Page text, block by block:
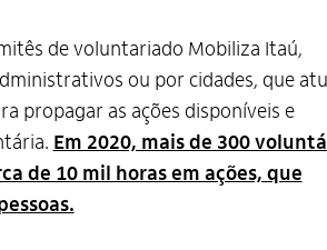
de voluntariado Mobiliza Itaú,
ou por cidades, que
propagar as ações disponíveis e
Em 2020, mais de 300
de 10 mil horas em ações, que